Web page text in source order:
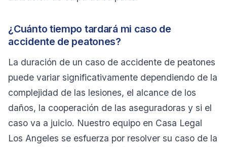
¿Cuánto tiempo tardará mi caso de
accidente de peatones?
La duración de un caso de accidente de peatones
puede variar significativamente dependiendo de la
complejidad de las lesiones, el alcance de los
daños, la cooperación de las aseguradoras y si el
caso va a juicio. Nuestro equipo en Casa Legal
Los Angeles se esfuerza por resolver su caso de la